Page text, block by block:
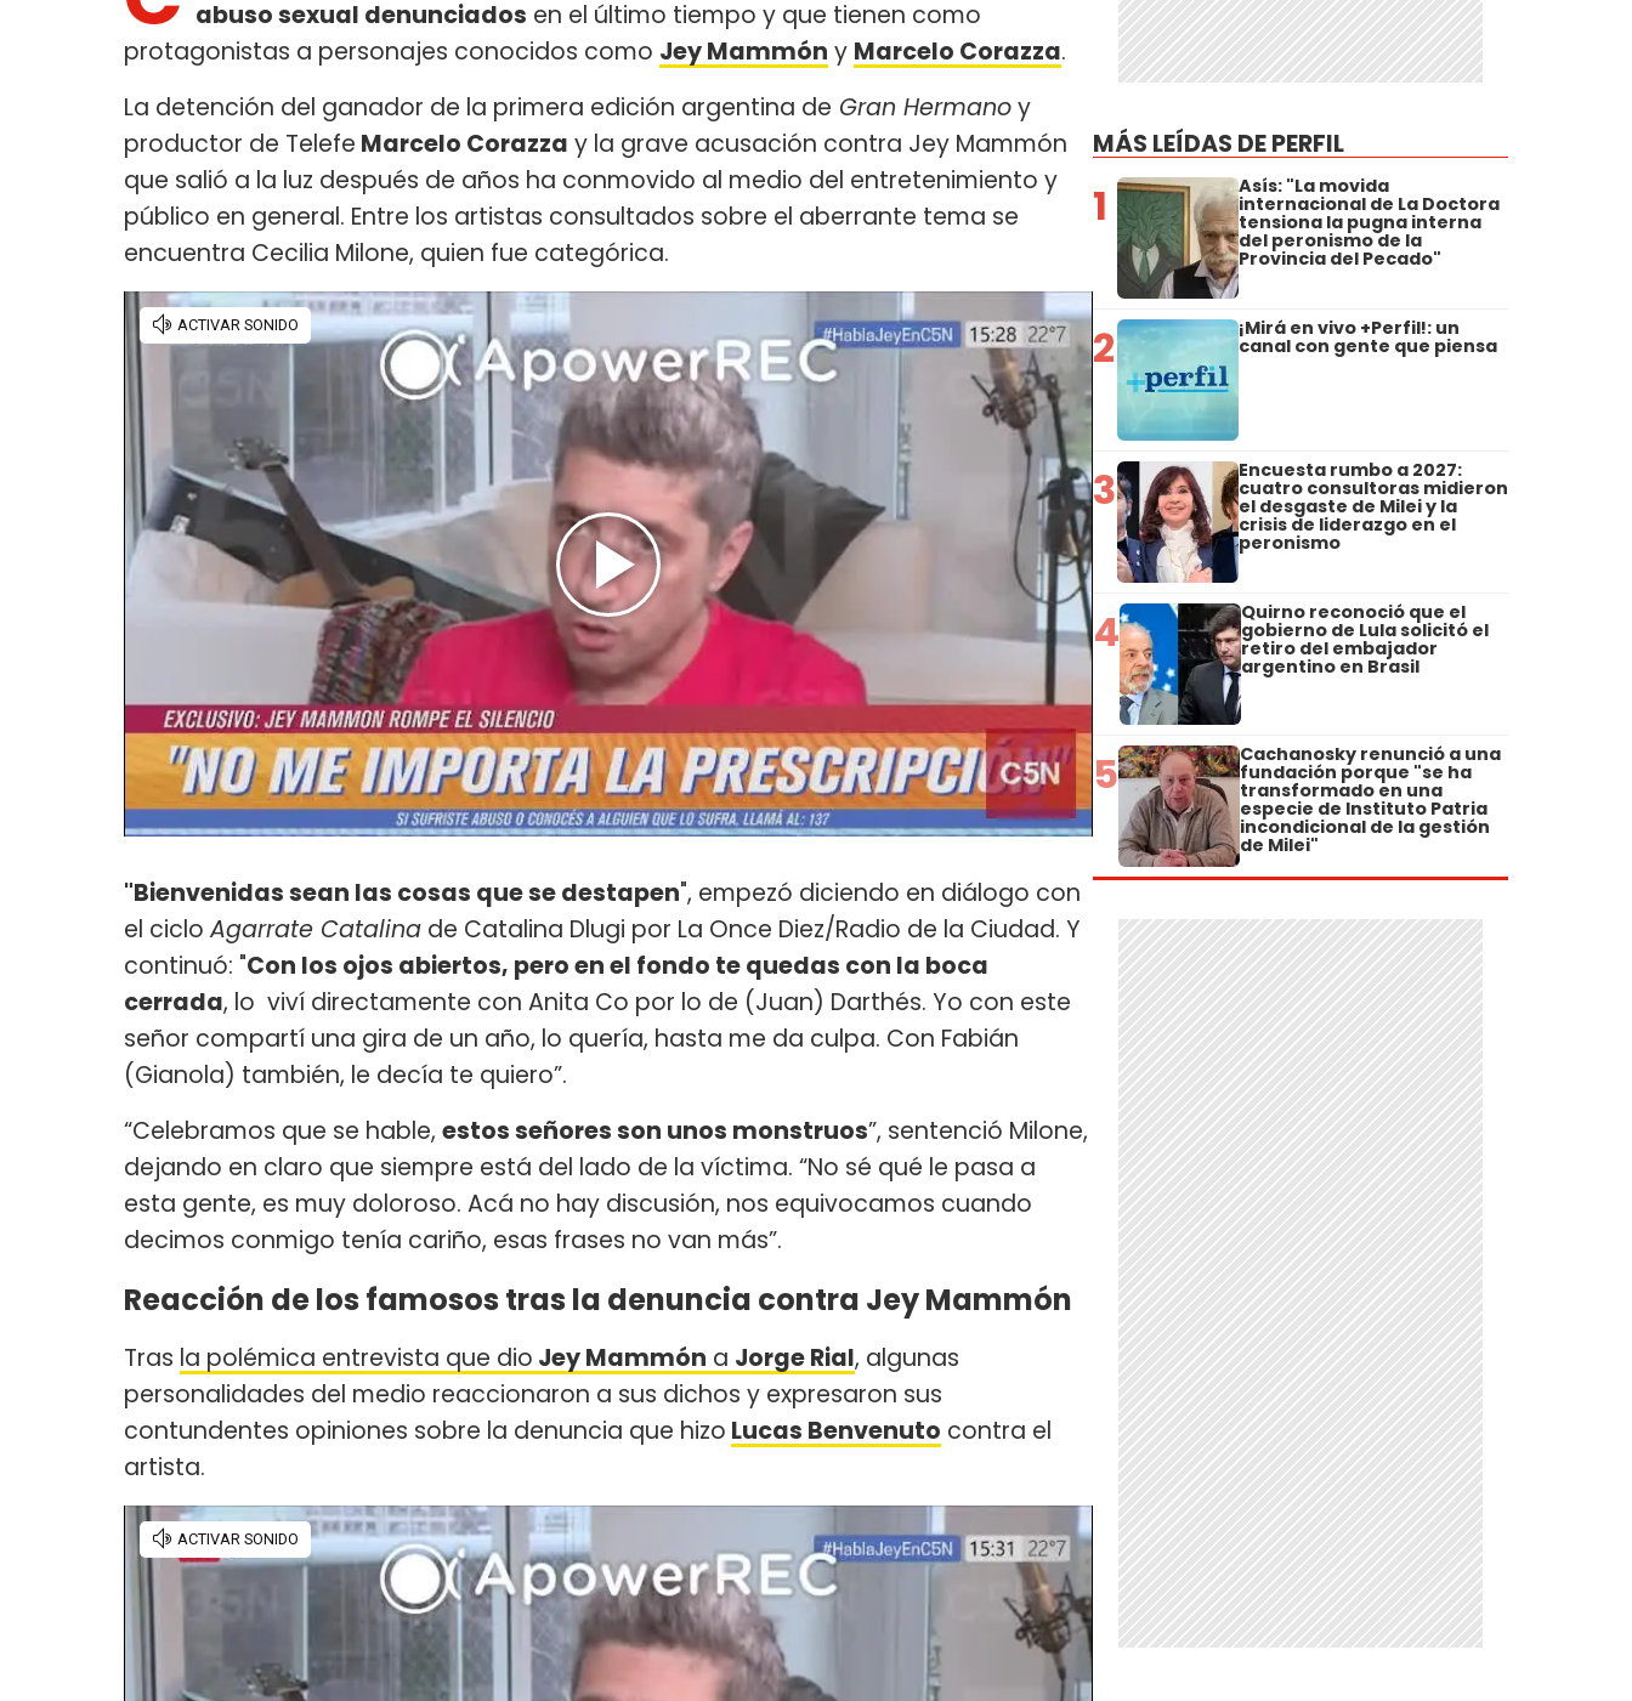
abuso sexual denunciados en el último tiempo y que tienen como
protagonistas a personajes conocidos como Jey Mammón y Marcelo Corazza.
La detención del ganador de la primera edición argentina de Gran Hermanoy
productor de Telefe Marcelo Corazza y la grave acusación contra Jey Mammón
que salió a la luz después de años ha conmovido al medio del entretenimiento y
público en general. Entre los artistas consultados sobre el aberrante tema se
encuentra Cecilia Milone, quien fue categórica.
"Bienvenidas sean las cosas que se destapen", empezó diciendo en diálogo con
el cicloAgarrate Catalina de Catalina Dlugi por La Once Diez/Radio de la Ciudad. Y
continuó: "Con los ojos abiertos, pero en el fondo te quedas con la boca
cerrada, lo viví directamente con Anita Co por lo de (Juan) Darthés. Yo con este
señor compartí una gira de un año, lo quería, hasta me da culpa. Con Fabián
(Gianola) también, le decía te quiero”.
“Celebramos que se hable, estos señores son unos monstruos”, sentenció Milone,
dejando en claro que siempre está del lado de la víctima. “No sé qué le pasa a
esta gente, es muy doloroso. Acá no hay discusión, nos equivocamos cuando
decimos conmigo tenía cariño, esas frases no van más”.
Reacción de los famosos tras la denuncia contra Jey Mammón
Tras la polémica entrevista que dio Jey Mammón a Jorge Rial, algunas
personalidades del medio reaccionaron a sus dichos y expresaron sus
contundentes opiniones sobre la denuncia que hizo Lucas Benvenuto contra el
artista.
MÁS LEÍDAS DE PERFIL
1 Asís: "La movida
internacional de La Doctora
tensiona la pugna interna
del peronismo de la
Provincia del Pecado"
2 ¡Mirá en vivo +Perfil!: un
canal con gente que piensa
3 Encuesta rumbo a 2027:
cuatro consultoras midieron
el desgaste de Milei y la
crisis de liderazgo en el
peronismo
4 Quirno reconoció que el
gobierno de Lula solicitó el
retiro del embajador
argentino en Brasil
5 Cachanosky renunció a una
fundación porque "se ha
transformado en una
especie de Instituto Patria
incondicional de la gestión
de Milei"